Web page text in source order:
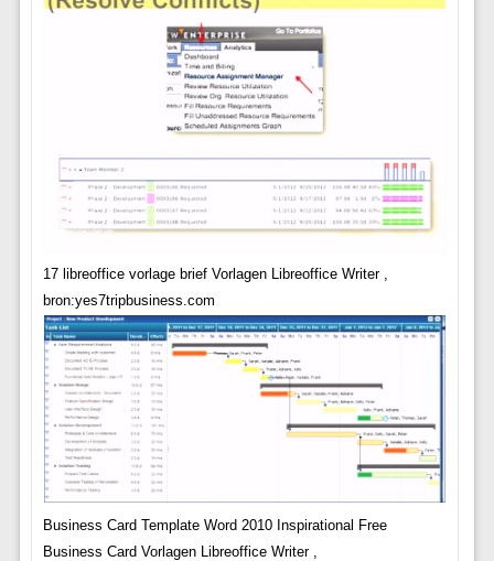
17 libreoffice vorlage brief Vorlagen Libreoffice Writer ,
bron:yes7tripbusiness.com
Business Card Template Word 2010 Inspirational Free
Business Card Vorlagen Libreoffice Writer ,